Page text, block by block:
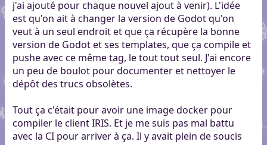
j'ai ajouté pour chaque nouvel ajout à venir). L'idée
est qu'on ait à changer la version de Godot qu'on
veut à un seul endroit et que ça récupère la bonne
version de Godot et ses templates, que ça compile et
pushe avec ce même tag, le tout tout seul. J'ai encore
un peu de boulot pour documenter et nettoyer le
dépôt des trucs obsolètes.
Tout ça c'était pour avoir une image docker pour
compiler le client IRIS. Et je me suis pas mal battu
avec la CI pour arriver à ça. Il y avait plein de soucis